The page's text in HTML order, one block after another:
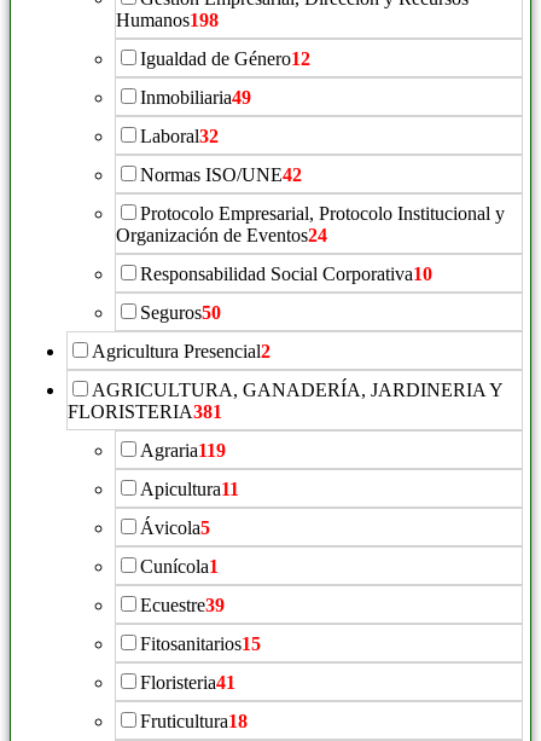
Humanos198
Igualdad de Género12
Inmobiliaria49
Laboral32
Normas ISO/UNE42
Protocolo Empresarial, Protocolo Institucional y
Organización de Eventos24
Responsabilidad Social Corporativa10
Seguros50
Agricultura Presencial2
AGRICULTURA, GANADERÍA, JARDINERIA Y
FLORISTERIA381
Agraria119
Apicultura11
Ávicola5
Cunícola1
Ecuestre39
Fitosanitarios15
Floristeria41
Fruticultura18